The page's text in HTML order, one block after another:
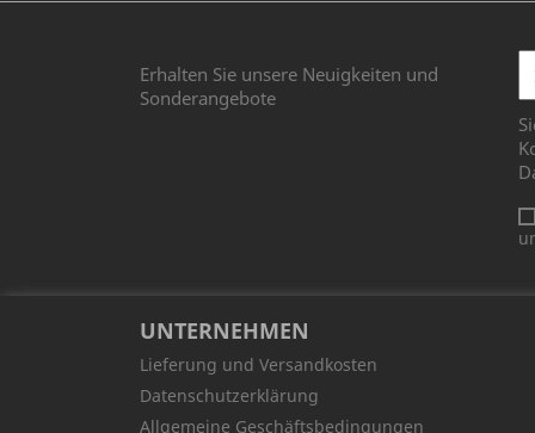
Erhalten Sie unsere Neuigkeiten und
Sonderangebote
UNTERNEHMEN
Lieferung und Versandkosten
Datenschutzerklärung
Allgemeine Geschäftsbedingungen